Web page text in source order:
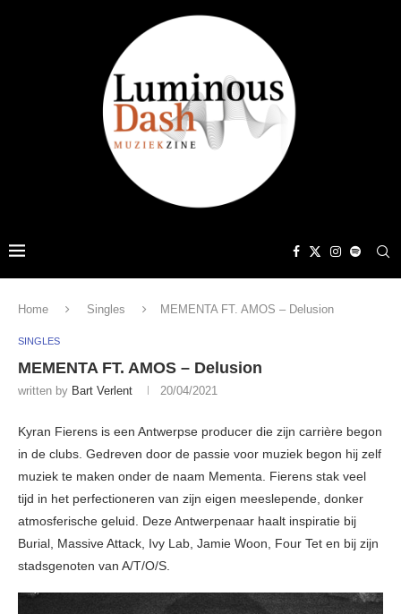
Home Singles MEMENTA FT. AMOS – Delusion
SINGLES
MEMENTA FT. AMOS – Delusion
written by Bart Verlent 20/04/2021
Kyran Fierens is een Antwerpse producer die zijn carrière begon
in de clubs. Gedreven door de passie voor muziek begon hij zelf
muziek te maken onder de naam Mementa. Fierens stak veel
tijd in het perfectioneren van zijn eigen meeslepende, donker
atmosferische geluid. Deze Antwerpenaar haalt inspiratie bij
Burial, Massive Attack, Ivy Lab, Jamie Woon, Four Tet en bij zijn
stadsgenoten van A/T/O/S.